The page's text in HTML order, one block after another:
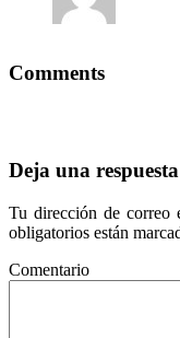
Comments
Deja una respuesta
Tu dirección de correo
obligatorios están